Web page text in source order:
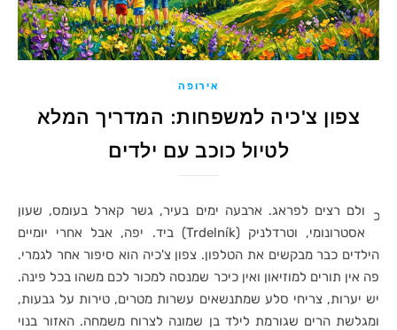
אירופה
צפון צ'כיה למשפחות: המדריך המלא
לטיול כוכב עם ילדים
כ
ולם רצים לפראג. ארבעה ימים בעיר, גשר קארל בעומס, שעון
אסטרונומי, וטרדלניק (Trdelník) ביד. יפה, אבל אחרי יומיים
הילדים כבר מבקשים את הטלפון. צפון צ'כיה הוא סיפור אחר לגמרי.
פה אין תורים למוזיאון ואין כיכר שמנסה למכור לכם משהו בכל פינה.
יש יערות, צריחי סלע שמתנשאים עשרות מטרים, טירות על גבעות,
ומגלשת הרים שגורמת לילד בן שמונה לצרוח משמחה. האזור בנוי